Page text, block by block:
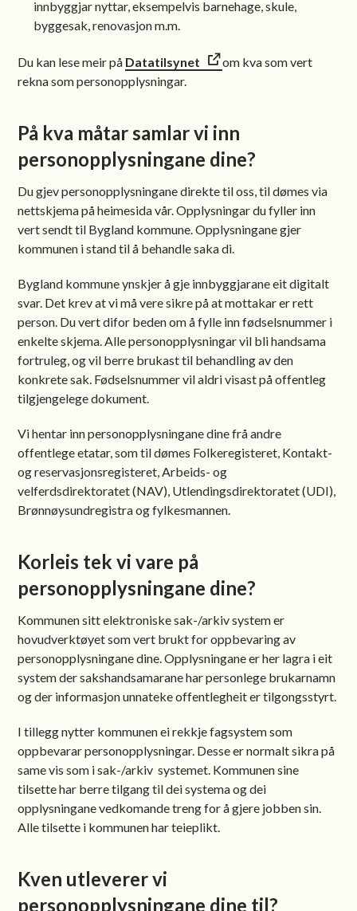
innbyggjar nyttar, eksempelvis barnehage, skule,
byggesak, renovasjon m.m.
Du kan lese meir på Datatilsynet
om kva som vert
rekna som personopplysningar.
På kva måtar samlar vi inn
personopplysningane dine?
Du gjev personopplysningane direkte til oss, til dømes via
nettskjema på heimesida vår. Opplysningar du fyller inn
vert sendt til Bygland kommune. Opplysningane gjer
kommunen i stand til å behandle saka di.
Bygland kommune ynskjer å gje innbyggjarane eit digitalt
svar. Det krev at vi må vere sikre på at mottakar er rett
person. Du vert difor beden om å fylle inn fødselsnummer i
enkelte skjema. Alle personopplysningar vil bli handsama
fortruleg, og vil berre brukast til behandling av den
konkrete sak. Fødselsnummer vil aldri visast på offentleg
tilgjengelege dokument.
Vi hentar inn personopplysningane dine frå andre
offentlege etatar, som til dømes Folkeregisteret, Kontakt-
og reservasjonsregisteret, Arbeids- og
velferdsdirektoratet (NAV), Utlendingsdirektoratet (UDI),
Brønnøysundregistra og fylkesmannen.
Korleis tek vi vare på
personopplysningane dine?
Kommunen sitt elektroniske sak-/arkiv system er
hovudverktøyet som vert brukt for oppbevaring av
personopplysningane dine. Opplysningane er her lagra i eit
system der sakshandsamarane har personlege brukarnamn
og der informasjon unnateke offentlegheit er tilgongsstyrt.
I tillegg nytter kommunen ei rekkje fagsystem som
oppbevarar personopplysningar. Desse er normalt sikra på
same vis som i sak-/arkiv systemet. Kommunen sine
tilsette har berre tilgang til dei systema og dei
opplysningane vedkomande treng for å gjere jobben sin.
Alle tilsette i kommunen har teieplikt.
Kven utleverer vi
personopplysningane dine til?